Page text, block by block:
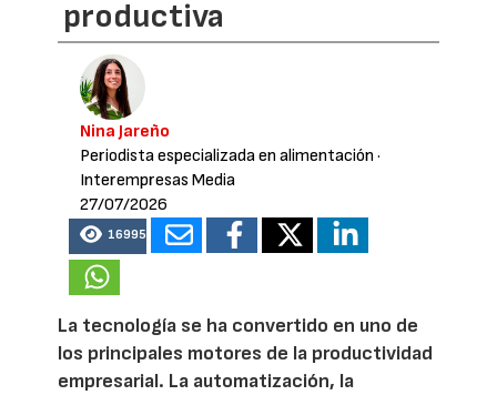
productiva
Nina Jareño
Periodista especializada en alimentación ·
Interempresas Media
27/07/2026
16995
La tecnología se ha convertido en uno de
los principales motores de la productividad
empresarial. La automatización, la